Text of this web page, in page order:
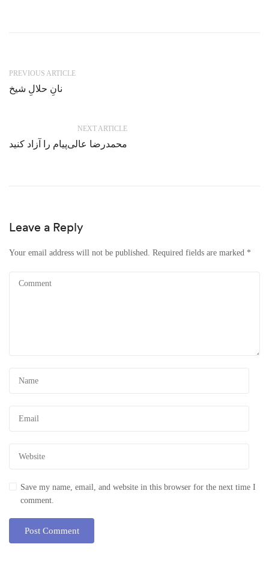
PREVIOUS ARTICLE
نانِ حلالِ شیخ
NEXT ARTICLE
محمدرضا عالی‌پیام را آزاد کنید
Leave a Reply
Your email address will not be published. Required fields are marked *
Save my name, email, and website in this browser for the next time I
comment.